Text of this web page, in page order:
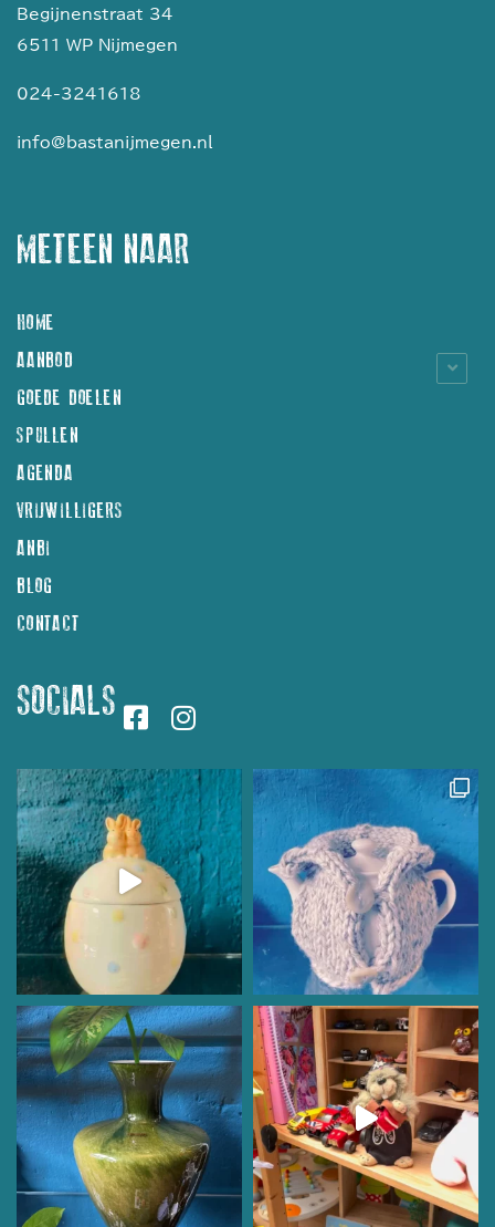
Begijnenstraat 34
6511 WP Nijmegen
024-3241618
info@bastanijmegen.nl
METEEN NAAR
HOME
AANBOD
GOEDE DOELEN
SPULLEN
AGENDA
VRIJWILLIGERS
ANBI
BLOG
CONTACT
SOCIALS